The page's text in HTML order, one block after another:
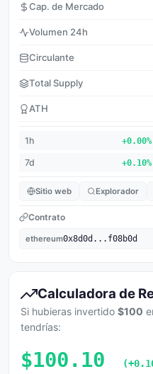
Cap. de Mercado
Volumen 24h
Circulante
Total Supply
ATH
1h +0.00%
7d +0.10%
Sitio web Explorador
Contrato
ethereum0x8d0d...f08b0d
Calculadora de
Si hubieras invertido $100
tendrías:
$100.10